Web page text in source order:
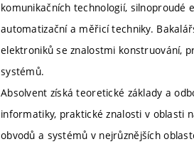
komunikačních technologií,
automatizační a měřicí techniky.
elektroniků se znalostmi konstruování,
systémů.
Absolvent získá teoretické základy a
informatiky, praktické znalosti v oblasti
obvodů a systémů v nejrůznějších